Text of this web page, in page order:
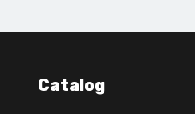
Catalog